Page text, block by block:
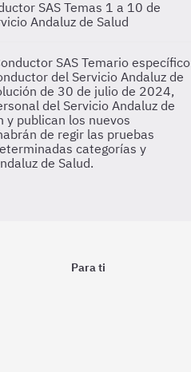
SAS Temas 1 a 10 de
Andaluz de Salud
SAS Temario específico
del Servicio Andaluz de
de 30 de julio de 2024,
del Servicio Andaluz de
y publican los nuevos
de regir las pruebas
categorías y
de Salud.
Para ti